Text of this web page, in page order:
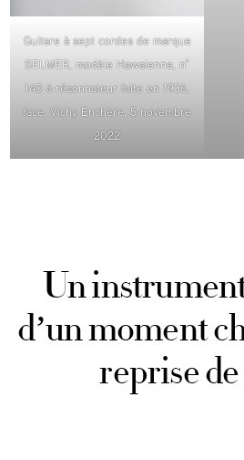
Guitare à sept cordes de marque
SELMER, modèle Hawaienne, n°
140 à résonnateur faite en 1936,
face, Vichy Enchère, 5 novembre
2022
Un
d’un moment
reprise de